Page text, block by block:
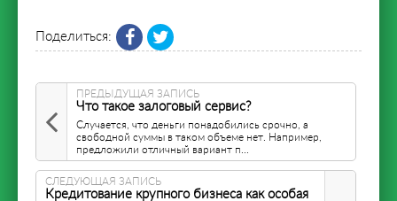
Поделиться:
ПРЕДЫДУЩАЯ ЗАПИСЬ
Что такое залоговый сервис?
Случается, что деньги понадобились срочно, а
свободной суммы в таком объеме нет. Например,
предложили отличный вариант п...
СЛЕДУЮЩАЯ ЗАПИСЬ
Кредитование крупного бизнеса как особая